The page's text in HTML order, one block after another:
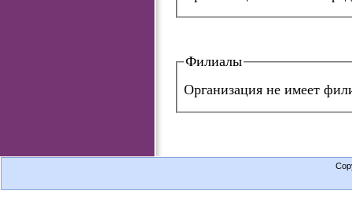
Филиалы
Организация не имеет